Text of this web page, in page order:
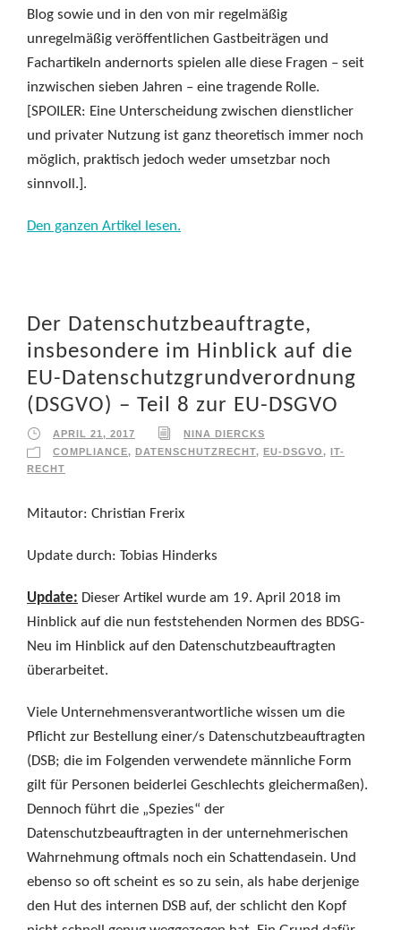
Blog sowie und in den von mir regelmäßig
unregelmäßig veröffentlichen Gastbeiträgen und
Fachartikeln andernorts spielen alle diese Fragen – seit
inzwischen sieben Jahren – eine tragende Rolle.
[SPOILER: Eine Unterscheidung zwischen dienstlicher
und privater Nutzung ist ganz theoretisch immer noch
möglich, praktisch jedoch weder umsetzbar noch
sinnvoll.].
Den ganzen Artikel lesen.
Der Datenschutzbeauftragte,
insbesondere im Hinblick auf die
EU-Datenschutzgrundverordnung
(DSGVO) – Teil 8 zur EU-DSGVO
APRIL 21, 2017
NINA DIERCKS
COMPLIANCE, DATENSCHUTZRECHT, EU-DSGVO,
IT-
RECHT
Mitautor: Christian Frerix
Update durch: Tobias Hinderks
Update: Dieser Artikel wurde am 19. April 2018 im
Hinblick auf die nun feststehenden Normen des BDSG-
Neu im Hinblick auf den Datenschutzbeauftragten
überarbeitet.
Viele Unternehmensverantwortliche wissen um die
Pflicht zur Bestellung einer/s Datenschutzbeauftragten
(DSB; die im Folgenden verwendete männliche Form
gilt für Personen beiderlei Geschlechts gleichermaßen).
Dennoch führt die „Spezies“ der
Datenschutzbeauftragten in der unternehmerischen
Wahrnehmung oftmals noch ein Schattendasein. Und
ebenso so oft scheint es so zu sein, als habe derjenige
den Hut des internen DSB auf, der schlicht den Kopf